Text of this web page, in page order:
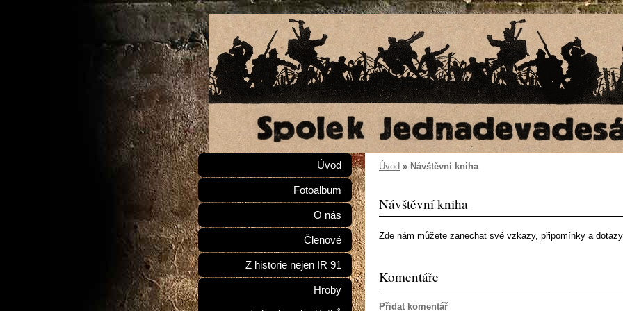
Úvod » Návštěvní kniha
Návštěvní kniha
Zde nám můžete zanechat své vzkazy, připomínky a
Komentáře
Přidat komentář
Úvod
Fotoalbum
O nás
Členové
Z historie nejen IR 91
Hroby